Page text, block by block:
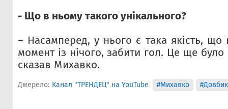
- Що в ньому такого унікального?
– Насамперед, у нього є така якість, що
момент із нічого, забити гол. Це ще
сказав Михавко.
Джерело: Канал "ТРЕНДЕЦ" на YouTube #Михавко #Довбик